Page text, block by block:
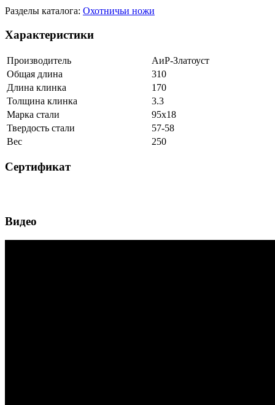
Разделы каталога: Охотничьи ножи
Характеристики
Производитель
АиР-Златоуст
Общая длина
310
Длина клинка
170
Толщина клинка
3.3
Марка стали
95х18
Твердость стали
57-58
Вес
250
Сертификат
Видео